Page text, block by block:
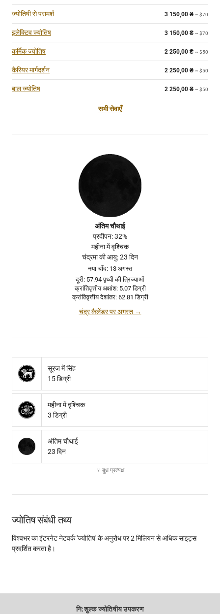
ज्योतिषी से परामर्श 3 150,00 ₴ ~ $70
इलेक्टिव ज्योतिष 3 150,00 ₴ ~ $70
कर्मिक ज्योतिष 2 250,00 ₴ ~ $50
कैरियर मार्गदर्शन 2 250,00 ₴ ~ $50
बाल ज्योतिष 2 250,00 ₴ ~ $50
सभी सेवाएँ
अंतिम चौथाई
प्रदीपन: 32%
महीना में वृश्चिक
चंद्रमा की आयु: 23 दिन
नया चाँद: 13 अगस्त
दूरी: 57.94 पृथ्वी की त्रिज्याओं
क्रांतिवृत्तीय अक्षांश: 5.07 डिग्री
क्रांतिवृत्तीय देशांतर: 62.81 डिग्री
चंद्र कैलेंडर पर अगस्त →
सूरज में सिंह
15 डिग्री
महीना में वृश्चिक
3 डिग्री
अंतिम चौथाई
23 दिन
☿ बुध प्रत्यक्ष
ज्योतिष संबंधी तथ्य
विश्वभर का इंटरनेट नेटवर्क 'ज्योतिष' के अनुरोध पर 2 मिलियन से अधिक साइट्स
प्रदर्शित करता है।
नि:शुल्क ज्योतिषीय उपकरण